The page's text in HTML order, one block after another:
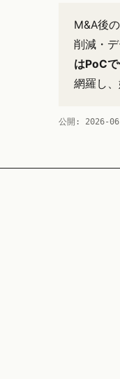
M&A後
削減・
はPoC
網羅し
公開: 2026-